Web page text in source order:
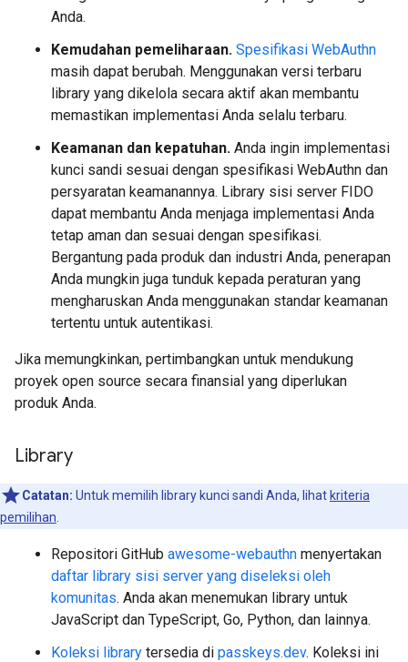
Anda.
Kemudahan pemeliharaan. Spesifikasi WebAuthn
masih dapat berubah. Menggunakan versi terbaru
library yang dikelola secara aktif akan membantu
memastikan implementasi Anda selalu terbaru.
Keamanan dan kepatuhan. Anda ingin implementasi
kunci sandi sesuai dengan spesifikasi WebAuthn dan
persyaratan keamanannya. Library sisi server FIDO
dapat membantu Anda menjaga implementasi Anda
tetap aman dan sesuai dengan spesifikasi.
Bergantung pada produk dan industri Anda, penerapan
Anda mungkin juga tunduk kepada peraturan yang
mengharuskan Anda menggunakan standar keamanan
tertentu untuk autentikasi.
Jika memungkinkan, pertimbangkan untuk mendukung
proyek open source secara finansial yang diperlukan
produk Anda.
Library
Catatan: Untuk memilih library kunci sandi Anda, lihat kriteria
pemilihan
Repositori GitHub awesome-webauthn menyertakan
daftar library sisi server yang diseleksi oleh
komunitas. Anda akan menemukan library untuk
JavaScript dan TypeScript, Go, Python, dan lainnya.
Koleksi library tersedia di passkeys.dev. Koleksi ini